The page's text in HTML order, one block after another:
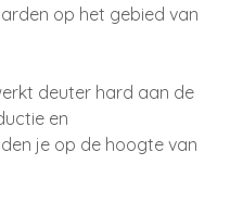
op het gebied van
deuter hard aan de
en
je op de hoogte van